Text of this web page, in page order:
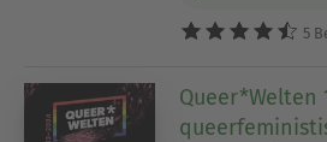
5
Queer*Welten